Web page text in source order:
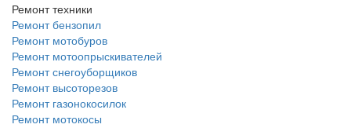
Ремонт техники
Ремонт бензопил
Ремонт мотобуров
Ремонт мотоопрыскивателей
Ремонт снегоуборщиков
Ремонт высоторезов
Ремонт газонокосилок
Ремонт мотокосы